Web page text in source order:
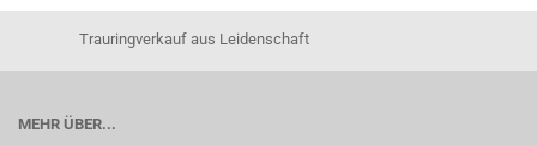
Trauringverkauf aus Leidenschaft
MEHR ÜBER...